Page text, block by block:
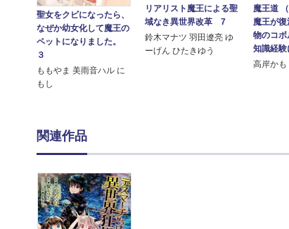
聖女をクビになったら、
なぜか幼女化して魔王の
ペットになりました。
３
ももやま 美雨音ハル に
もし
リアリスト魔王による聖
域なき異世界改革 7
鈴木マナツ 羽田遼亮 ゆ
ーげん ひたきゆう
魔王道
魔王が
物のコボ
知識経験
高岸かも
関連作品